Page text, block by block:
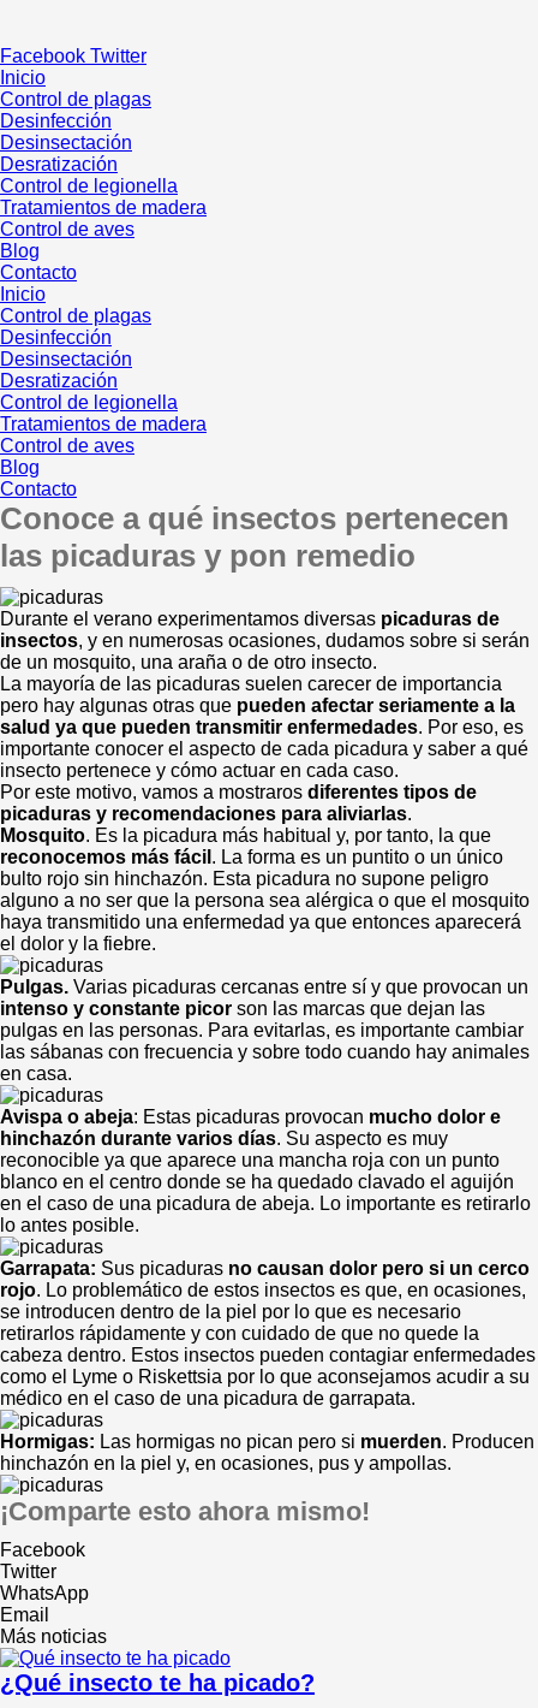
al
contenido
Facebook Twitter
Inicio
Control de plagas
Desinfección
Desinsectación
Desratización
Control de legionella
Tratamientos de madera
Control de aves
Blog
Contacto
Inicio
Control de plagas
Desinfección
Desinsectación
Desratización
Control de legionella
Tratamientos de madera
Control de aves
Blog
Contacto
Conoce a qué insectos pertenecen
las picaduras y pon remedio
Durante el verano experimentamos diversas picaduras de
insectos, y en numerosas ocasiones, dudamos sobre si serán
de un mosquito, una araña o de otro insecto.
La mayoría de las picaduras suelen carecer de importancia
pero hay algunas otras que pueden afectar seriamente a la
salud ya que pueden transmitir enfermedades. Por eso, es
importante conocer el aspecto de cada picadura y saber a qué
insecto pertenece y cómo actuar en cada caso.
Por este motivo, vamos a mostraros diferentes tipos de
picaduras y recomendaciones para aliviarlas.
Mosquito. Es la picadura más habitual y, por tanto, la que
reconocemos más fácil . La forma es un puntito o un único
bulto rojo sin hinchazón. Esta picadura no supone peligro
alguno a no ser que la persona sea alérgica o que el mosquito
haya transmitido una enfermedad ya que entonces aparecerá
el dolor y la fiebre.
Pulgas. Varias picaduras cercanas entre sí y que provocan un
intenso y constante picor son las marcas que dejan las
pulgas en las personas. Para evitarlas, es importante cambiar
las sábanas con frecuencia y sobre todo cuando hay animales
en casa.
Avispa o abeja: Estas picaduras provocan mucho dolor e
hinchazón durante varios días. Su aspecto es muy
reconocible ya que aparece una mancha roja con un punto
blanco en el centro donde se ha quedado clavado el aguijón
en el caso de una picadura de abeja. Lo importante es retirarlo
lo antes posible.
Garrapata: Sus picaduras no causan dolor pero si un cerco
rojo. Lo problemático de estos insectos es que, en ocasiones,
se introducen dentro de la piel por lo que es necesario
retirarlos rápidamente y con cuidado de que no quede la
cabeza dentro. Estos insectos pueden contagiar enfermedades
como el Lyme o Riskettsia por lo que aconsejamos acudir a su
médico en el caso de una picadura de garrapata.
Hormigas: Las hormigas no pican pero si muerden. Producen
hinchazón en la piel y, en ocasiones, pus y ampollas.
¡Comparte esto ahora mismo!
Facebook
Twitter
WhatsApp
Email
Más noticias
¿Qué insecto te ha picado?